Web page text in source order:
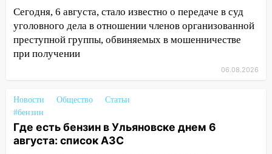
14:01 Инсценировали ДТП и получили
более 4,6 миллиона рублей: перед
судом предстанет банда
автоподставщиков
В Инзе произошел крупный пожар
13:00
В суде защитили репутацию
мужчины, которого необоснованно
обвиняли в жестоком обращении с
животными
Сегодня, 6 августа, стало известно о передаче в суд
уголовного дела в отношении членов организованной
преступной группы, обвиняемых в мошенничестве
при получении
06.08.2026
Новости Общество
Статьи
#бензин
Где есть бензин в Ульяновске днем 6
августа: список АЗС